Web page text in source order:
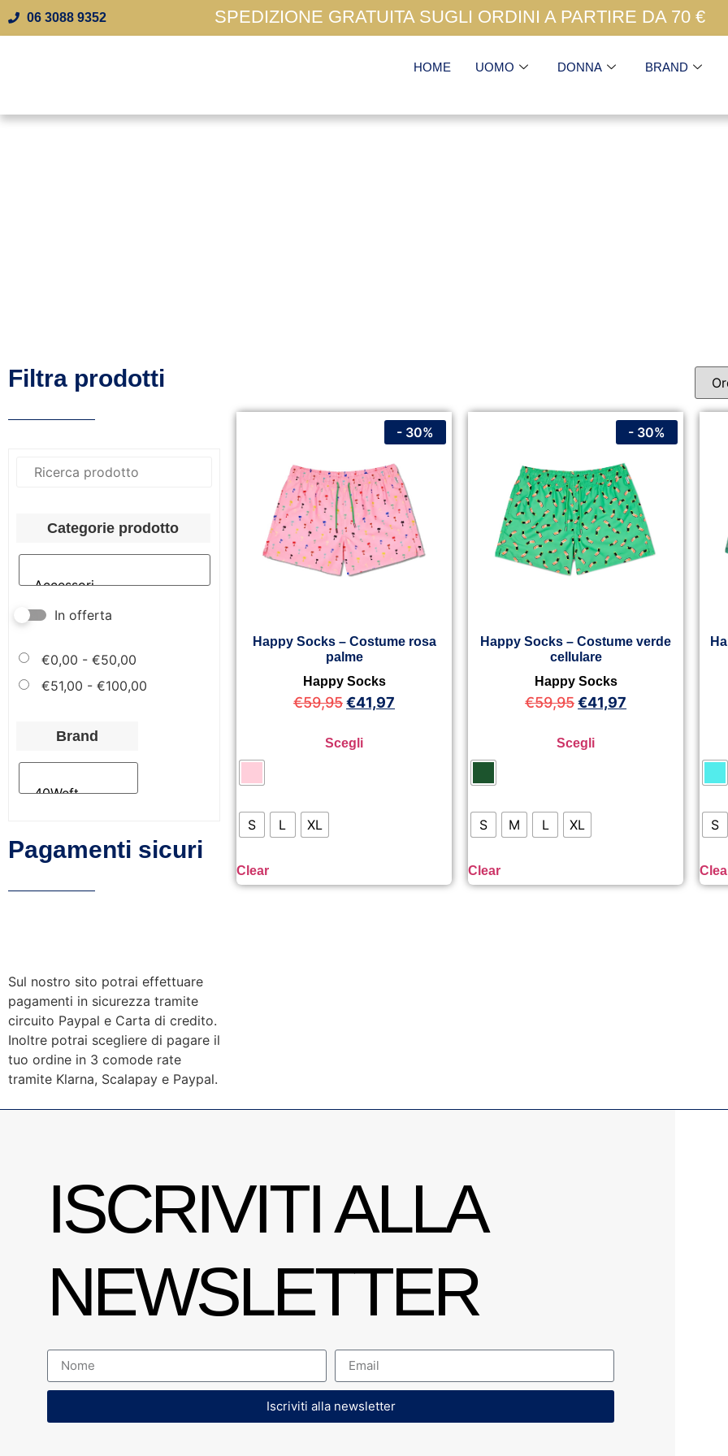
06 3088 9352 SPEDIZIONE GRATUITA SUGLI ORDINI A PARTIRE DA 70 €
HOME UOMO DONNA BRAND
Filtra prodotti
Categorie prodotto
In offerta
€0,00 - €50,00
€51,00 - €100,00
Brand
Pagamenti sicuri
Sul nostro sito potrai effettuare
pagamenti in sicurezza tramite
circuito Paypal e Carta di credito.
Inoltre potrai scegliere di pagare il
tuo ordine in 3 comode rate
tramite Klarna, Scalapay e Paypal.
Happy Socks – Costume rosa
palme
Happy Socks
€59,95€41,97
Scegli
S L XL
Clear
- 30%
Happy Socks – Costume verde
cellulare
Happy Socks
€59,95€41,97
Scegli
S M L XL
Clear
- 30%
S
ISCRIVITI ALLA
NEWSLETTER
Iscriviti alla newsletter